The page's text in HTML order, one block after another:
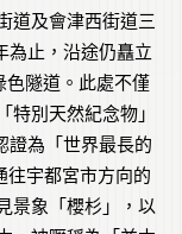
道及會津西街道三
止，沿途仍矗立
隧道。此處不僅
別天然紀念物」
證為「世界最長的
宇都宮市方向的
景象「櫻杉」，以